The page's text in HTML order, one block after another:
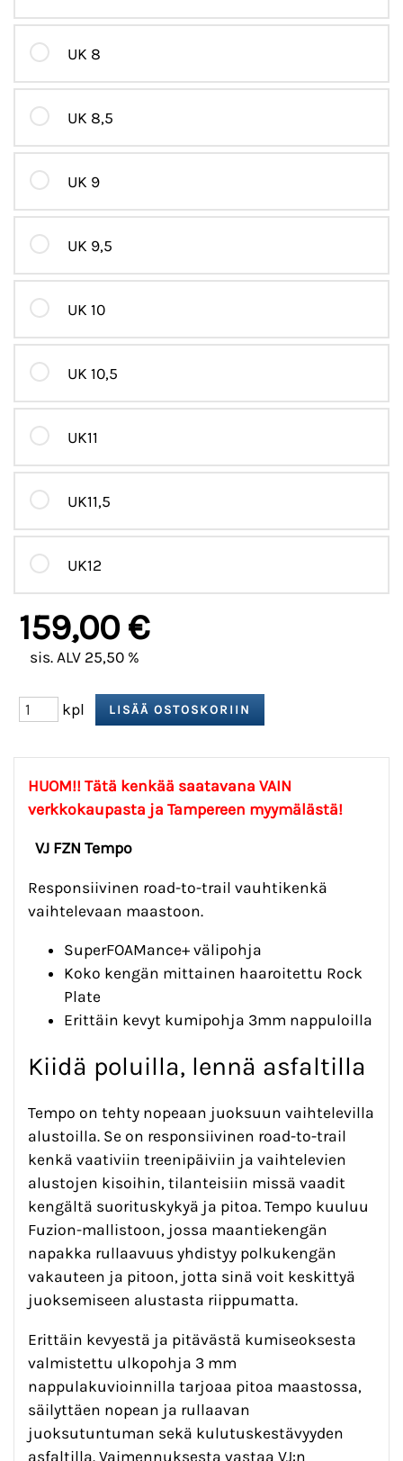
UK 8
UK 8,5
UK 9
UK 9,5
UK 10
UK 10,5
UK11
UK11,5
UK12
159,00 €
sis. ALV 25,50 %
kpl
HUOM!! Tätä kenkää saatavana VAIN
verkkokaupasta ja Tampereen myymälästä!
VJ FZN Tempo
Responsiivinen road-to-trail vauhtikenkä
vaihtelevaan maastoon.
SuperFOAMance+ välipohja
Koko kengän mittainen haaroitettu Rock
Plate
Erittäin kevyt kumipohja 3mm nappuloilla
Kiidä poluilla, lennä asfaltilla
Tempo on tehty nopeaan juoksuun vaihtelevilla
alustoilla. Se on responsiivinen road-to-trail
kenkä vaativiin treenipäiviin ja vaihtelevien
alustojen kisoihin, tilanteisiin missä vaadit
kengältä suorituskykyä ja pitoa. Tempo kuuluu
Fuzion-mallistoon, jossa maantiekengän
napakka rullaavuus yhdistyy polkukengän
vakauteen ja pitoon, jotta sinä voit keskittyä
juoksemiseen alustasta riippumatta.
Erittäin kevyestä ja pitävästä kumiseoksesta
valmistettu ulkopohja 3 mm
nappulakuvioinnilla tarjoaa pitoa maastossa,
säilyttäen nopean ja rullaavan
juoksutuntuman sekä kulutuskestävyyden
asfaltilla. Vaimennuksesta vastaa VJ:n